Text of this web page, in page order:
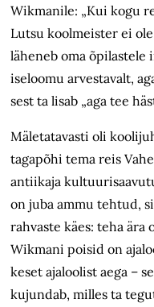
Wikmanile: „Kui kogu
Lutsu koolmeister ei
läheneb oma
iseloomu arvestavalt,
sest ta lisab „aga tee
Mäletatavasti oli
tagapõhi tema reis
antiikaja
on juba ammu tehtud,
rahvaste käes: teha
Wikmani poisid on
keset ajaloolist aega –
kujundab, milles ta